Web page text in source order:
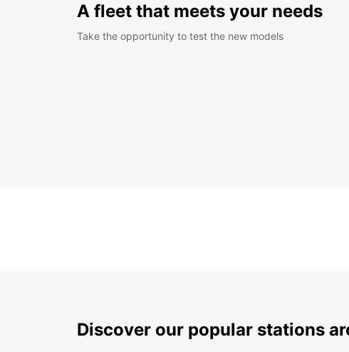
A fleet that meets your needs
Take the opportunity to test the new models
Discover our popular stations